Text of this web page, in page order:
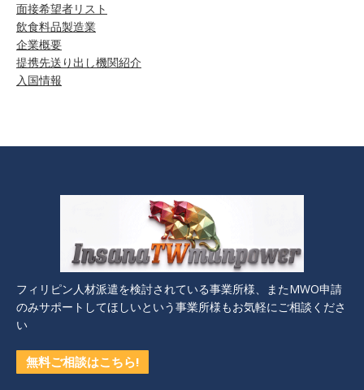
面接希望者リスト
飲食料品製造業
企業概要
提携先送り出し機関紹介
入国情報
フィリピン人材派遣を検討されている事業所様、またMWO申請
のみサポートしてほしいという事業所様もお気軽にご相談くださ
い
無料ご相談はこちら!